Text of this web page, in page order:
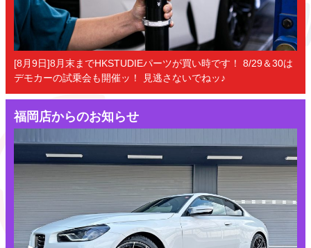
[8月9日]8月末までHKSTUDIEパーツが買い時です！ 8/29＆30は
デモカーの試乗会も開催ッ！ 見逃さないでねッ♪
福岡店からのお知らせ